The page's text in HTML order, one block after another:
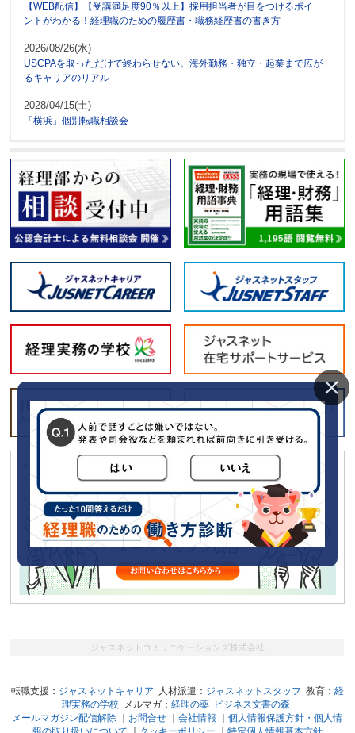
【WEB配信】【受講満足度90％以上】採用担当者が目をつけるポイ
ントがわかる！経理職のための履歴書・職務経歴書の書き方
2026/08/26(水)
USCPAを取っただけで終わらせない。海外勤務・独立・起業まで広が
るキャリアのリアル
2028/04/15(土)
「横浜」個別転職相談会
メールマガジン「経理の薬」に広告をだしてみませんか？
ジャスネットコミュニケーションズ株式会社
転職支援： ジャスネットキャリア 人材派遣： ジャスネットスタッフ 教育： 経
理実務の学校 メルマガ：経理の薬 ビジネス文書の森
メールマガジン配信解除
お問合せ ｜会社情報 ｜個人情報保護方針・個人情